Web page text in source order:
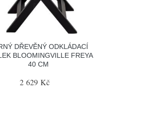
DŘEVĚNÝ ODKLÁDACÍ
BLOOMINGVILLE FREYA
40 CM
2 629 Kč